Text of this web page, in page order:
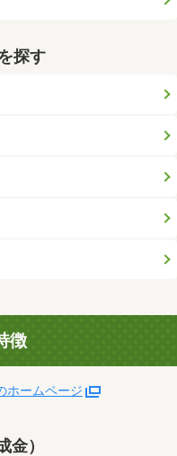
探す
徴
ホームページ
金）